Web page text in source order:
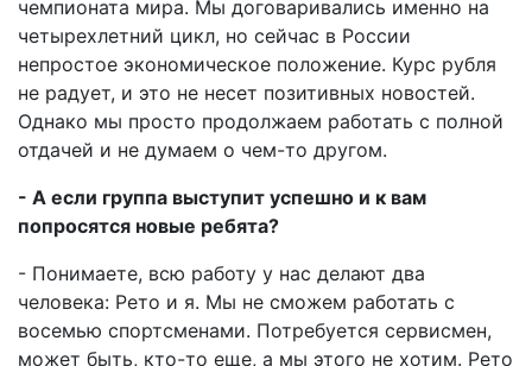
чемпионата мира. Мы договаривались именно на
четырехлетний цикл, но сейчас в России
непростое экономическое положение. Курс рубля
не радует, и это не несет позитивных новостей.
Однако мы просто продолжаем работать с полной
отдачей и не думаем о чем-то другом.
- А если группа выступит успешно и к вам
попросятся новые ребята?
- Понимаете, всю работу у нас делают два
человека: Рето и я. Мы не сможем работать с
восемью спортсменами. Потребуется сервисмен,
может быть, кто-то еще, а мы этого не хотим. Рето